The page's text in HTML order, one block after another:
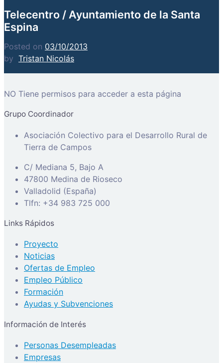
Telecentro / Ayuntamiento de la Santa
Espina
Posted on 03/10/2013
by Tristan Nicolás
NO Tiene permisos para acceder a esta página
Grupo Coordinador
Asociación Colectivo para el Desarrollo Rural de
Tierra de Campos
C/ Mediana 5, Bajo A
47800 Medina de Rioseco
Valladolid (España)
Tlfn: +34 983 725 000
Links Rápidos
Proyecto
Noticias
Ofertas de Empleo
Empleo Público
Formación
Ayudas y Subvenciones
Información de Interés
Personas Desempleadas
Empresas